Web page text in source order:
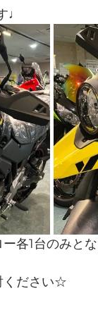
♩
各1台のみと
ください☆